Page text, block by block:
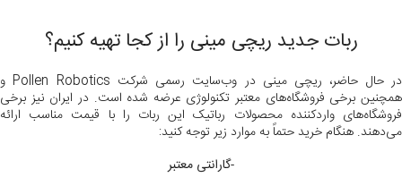
ربات جدید ریچی مینی را از کجا تهیه کنیم؟
در حال حاضر، ریچی مینی در وب‌سایت رسمی شرکت Pollen Robotics و
همچنین برخی فروشگاه‌های معتبر تکنولوژی عرضه شده است. در ایران نیز برخی
فروشگاه‌های واردکننده محصولات رباتیک این ربات را با قیمت مناسب ارائه
می‌دهند. هنگام خرید حتماً به موارد زیر توجه کنید:
-گارانتی معتبر